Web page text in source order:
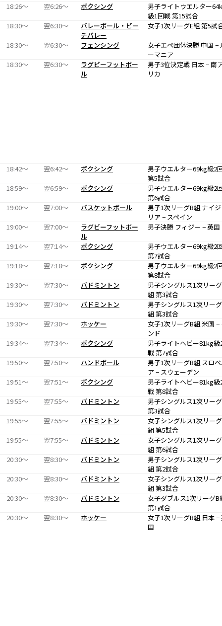
18:26〜
翌6:26〜 ボクシング
男子ライトウエルター
級1回戦 第15試合
18:30〜
翌6:30〜
バレーボール・ビー
チバレー
女子1次リーグE組 第5試
18:30〜 翌6:30〜 フェンシング
女子エペ団体決勝 中国 −
ーマニア
18:30〜
翌6:30〜
ラグビーフットボー
ル
男子3位決定戦 日本 − 南
リカ
18:42〜 翌6:42〜 ボクシング
男子ウエルター69kg級2
第5試合
18:59〜
翌6:59〜 ボクシング
男子ウエルター69kg級2
第6試合
19:00〜
翌7:00〜 バスケットボール
男子1次リーグB組 ナイ
リア − スペイン
19:00〜
翌7:00〜
ラグビーフットボー
ル
男子決勝 フィジー − 英国
19:14〜 翌7:14〜 ボクシング
男子ウエルター69kg級2
第7試合
19:18〜
翌7:18〜 ボクシング
男子ウエルター69kg級2
第8試合
19:30〜
翌7:30〜 バドミントン
男子シングルス1次リー
組 第3試合
19:30〜
翌7:30〜 バドミントン
男子シングルス1次リー
組 第3試合
19:30〜
翌7:30〜 ホッケー
女子1次リーグB組 米国 −
ンド
19:34〜
翌7:34〜 ボクシング
男子ライトヘビー81kg級
戦 第7試合
19:50〜
翌7:50〜 ハンドボール
男子1次リーグB組 スロ
ア − スウェーデン
19:51〜
翌7:51〜 ボクシング
男子ライトヘビー81kg級
戦 第8試合
19:55〜
翌7:55〜 バドミントン
男子シングルス1次リー
第3試合
19:55〜
翌7:55〜 バドミントン
女子シングルス1次リー
組 第5試合
19:55〜
翌7:55〜 バドミントン
女子シングルス1次リー
組 第6試合
20:30〜
翌8:30〜 バドミントン
男子シングルス1次リー
組 第2試合
20:30〜
翌8:30〜 バドミントン
女子シングルス1次リー
組 第3試合
20:30〜
翌8:30〜 バドミントン
女子ダブルス1次リーグB
第1試合
20:30〜
翌8:30〜 ホッケー
女子1次リーグB組 日本 −
国